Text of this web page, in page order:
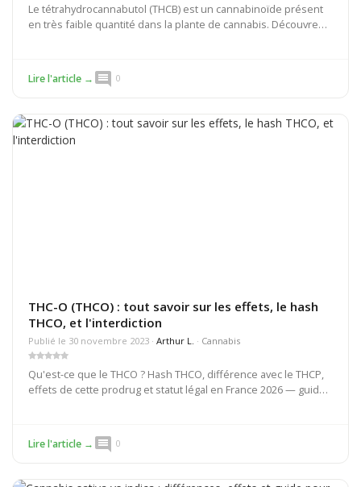
Le tétrahydrocannabutol (THCB) est un cannabinoïde présent
en très faible quantité dans la plante de cannabis. Découvrez
Lire l'article → comment 0
THC-O (THCO) : tout savoir sur les effets, le hash
THCO, et l'interdiction
Publié le 30 novembre 2023 ·Arthur L. · Cannabis
Qu'est-ce que le THCO ? Hash THCO, différence avec le THCP,
effets de cette prodrug et statut légal en France 2026 — guide
Lire l'article → comment 0